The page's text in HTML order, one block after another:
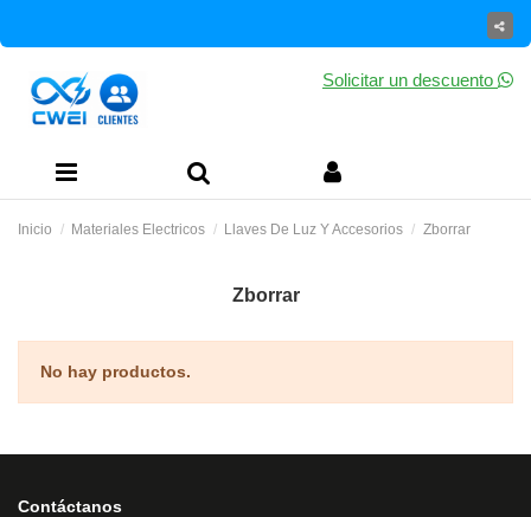
Solicitar un descuento
Inicio Materiales Electricos Llaves De Luz Y Accesorios Zborrar
Zborrar
No hay productos.
Contáctanos